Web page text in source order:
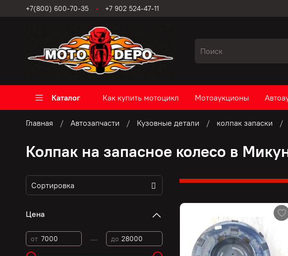
+7(800) 600-70-35 +7 902 524-47-11
Каталог Как купить мотоцикл Мотоаукционы
Главная Автозапчасти Кузовные детали колпак запаски
Колпак на запасное колесо в
Цена
от — до